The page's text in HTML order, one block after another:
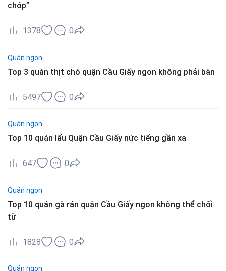
chóp”
1378 0
Quán ngon
Top 3 quán thịt chó quận Cầu Giấy ngon không phải bàn
5497 0
Quán ngon
Top 10 quán lẩu Quận Cầu Giấy nức tiếng gần xa
647 0
Quán ngon
Top 10 quán gà rán quận Cầu Giấy ngon không thể chối
từ
1828 0
Quán ngon